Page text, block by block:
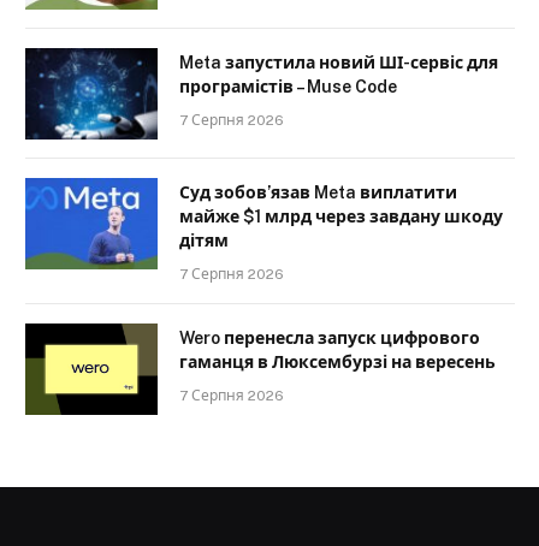
Meta запустила новий ШІ-сервіс для
програмістів – Muse Code
7 Серпня 2026
Суд зобов’язав Meta виплатити
майже $1 млрд через завдану шкоду
дітям
7 Серпня 2026
Wero перенесла запуск цифрового
гаманця в Люксембурзі на вересень
7 Серпня 2026